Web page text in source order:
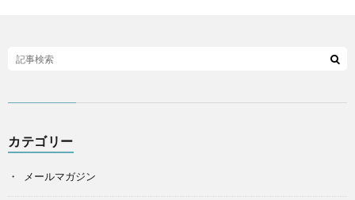
カテゴリー
メールマガジン